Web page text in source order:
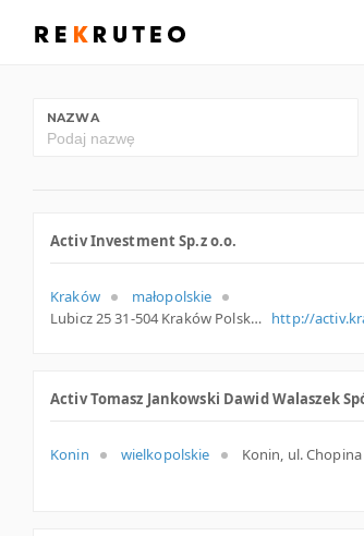
NAZWA
Activ Investment Sp.z o.o.
Kraków
małopolskie
Lubicz 25 31-504 Kraków Polska http://
Activ Tomasz Jankowski Dawid Walaszek
Konin wielkopolskie